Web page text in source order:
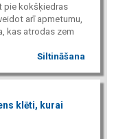
pie kokšķiedras
arī apmetumu,
kas atrodas zem
Siltināšana
klēti, kurai